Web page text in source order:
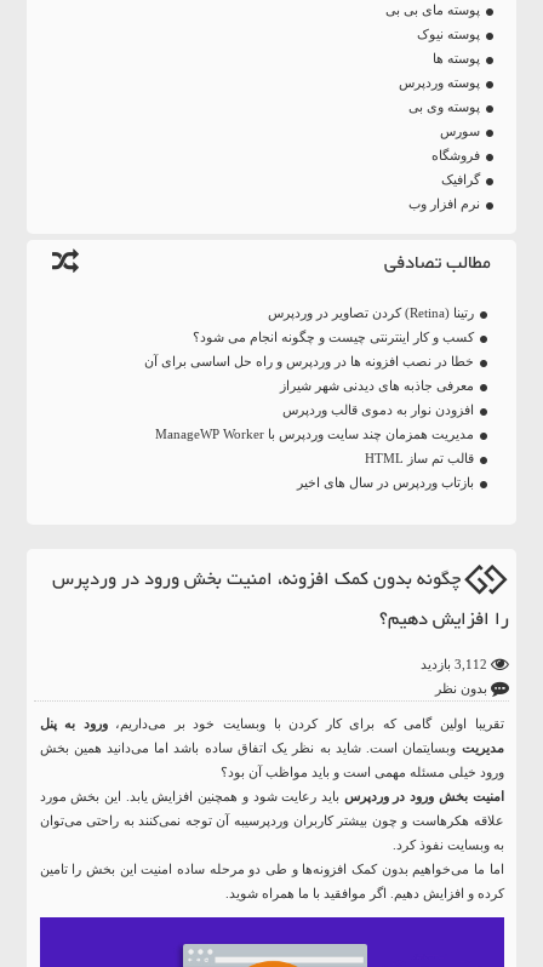
پوسته مای بی بی
پوسته نیوک
پوسته ها
پوسته وردپرس
پوسته وی بی
سورس
فروشگاه
گرافیک
نرم افزار وب
مطالب تصادفی
رتینا (Retina) کردن تصاویر در وردپرس
کسب و کار اینترنتی چیست و چگونه انجام می شود؟
خطا در نصب افزونه‌ ها در وردپرس و راه‌ حل اساسی برای آن
معرفی جاذبه های دیدنی شهر شیراز
افزودن نوار به دموی قالب وردپرس
مدیریت همزمان چند سایت وردپرس با ManageWP Worker
قالب تم ساز HTML
بازتاب وردپرس در سال های اخیر
چگونه بدون کمک افزونه، امنیت بخش ورود در وردپرس
را افزایش دهیم؟
بدون نظر
تقریبا اولین گامی که برای کار کردن با وبسایت خود بر می‌داریم،ورود به پنل
مدیریت وبسایتمان است. شاید به نظر یک اتفاق ساده باشد اما می‌دانید همین بخش
ورود خیلی مسئله مهمی است و باید مواظب آن بود؟
امنیت بخش ورود در وردپرس باید رعایت شود و همچنین افزایش یابد. این بخش مورد
علاقه هکرهاست و چون بیشتر کاربران وردپرسیبه آن توجه نمی‌کنند به راحتی می‌توان
به وبسایت نفوذ کرد.
اما ما می‌خواهیم بدون کمک افزونه‌ها و طی دو مرحله ساده امنیت این بخش را تامین
کرده و افزایش دهیم. اگر موافقید با ما همراه شوید.